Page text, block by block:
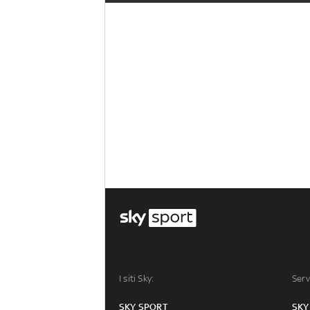
I siti Sky:
SKY SPORT